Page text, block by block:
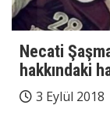
Necati
hakkındaki
3 Eylül 2018